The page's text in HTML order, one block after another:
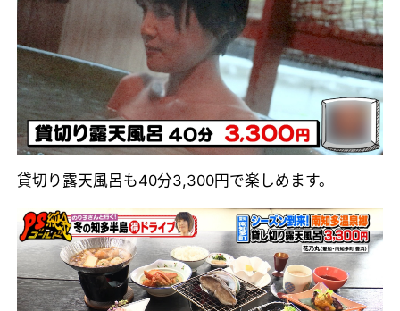
貸切り露天風呂も40分3,300円で楽しめます。